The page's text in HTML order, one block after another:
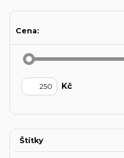
Cena:
Kč
Štítky